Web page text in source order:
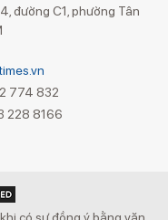
đường C1, phường Tân
774 832
228 8166